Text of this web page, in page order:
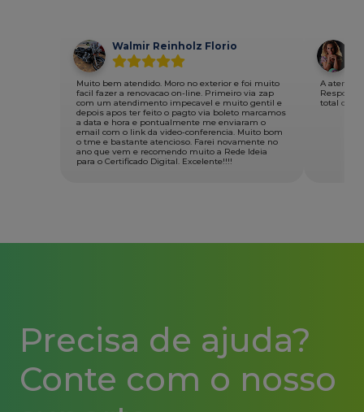
Muito bem atendido. Moro no exterior e foi muito
facil fazer a renovacao on-line. Primeiro via zap
com um atendimento impecavel e muito gentil e
depois apos ter feito o pagto via boleto marcamos
a data e hora e pontualmente me enviaram o
email com o link da video-conferencia. Muito bom
o tme e bastante atencioso. Farei novamente no
ano que vem e recomendo muito a Rede Ideia
para o Certificado Digital. Excelente!!!!
A
total com
Conte com o nosso
suporte.